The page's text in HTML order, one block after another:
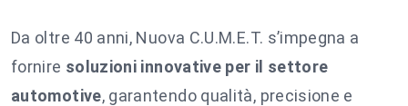
Da oltre 40 anni, Nuova C.U.M.E.T. s’impegna a
fornire soluzioni innovative per il settore
automotive, garantendo qualità, precisione e